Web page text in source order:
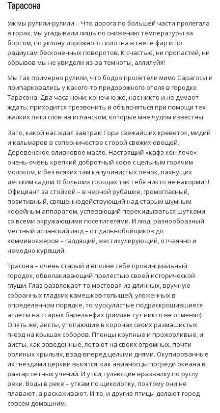
Тарасона
Уж мы рулили-рулили… Что дорога по большей части пролегала
в горах, мы угадывали лишь по снижению температуры за
бортом, по уклону дорожного полотна в свете фар и по
радиусам бесконечных поворотов. К счастью, ни пропастей, ни
обрывов мы не увидели из-за темноты, аллилуйя!
Мы так примерно рулили, что бодро пролетели мимо Сарагосы и
припарковались у какого-то придорожного отеля в городке
Тарасона. Два часа ночи; конечно же, нас никто и не думает
ждать; приходится трезвонить и объясняться при помощи тех
жалких пяти слов на испанском, которые мне чудом известны.
Зато, какой нас ждал завтрак! Гора свежайших креветок, мидий
и кальмаров в соперничестве с горой свежих овощей.
Деревенское оливковое масло. Настоящий «кафэ кон лече»:
очень-очень крепкий добротный кофе с цельным горячим
молоком, и без всяких там капучинистых пенок, пахнущих
детским садом. В больших городах так тебя никто не накормит!
Официант за стойкой – в черной рубашке, громогласный,
позитивный, священнодействующий над старым шумным
кофейным аппаратом, успевающий перекидываться шутками
со всеми окружающими посетителями. И люд, разнообразный
местный испанский люд – от дальнобойщиков до
коммивояжеров – галдящий, жестикулирующий, отчаянно и
немодно курящий.
Трасона – очень старый и вполне себе провинциальный
городок, обволакивающий прелестью своей исторической
глуши. Глаз развлекает то мостовая из длинных, вручную
собранных гладких камешков-голышей, уложенных в
определенном порядке, то мускулистые подраскрошившиеся
атлеты на старых барельефах (римлян тут никто не отменял).
Опять же, аисты, утопающие в коронах своих размашистых
гнезд на крышах соборов. Птенцы крупные и прожорливые, и
аисты, как заведенные, летают на своих огромных, почти
орлиных крыльях, взад-вперед целыми днями. Окупированные
их гнездами церкви высятся, как авианосцы посреди океана в
разгар лётных учений. И утки, гуляющие вразвалку по руслу
реки. Воды в реке – уткам по щиколотку, поэтому они не
плавают, а расхаживают. И те, и другие птицы делают город
совсем домашним.